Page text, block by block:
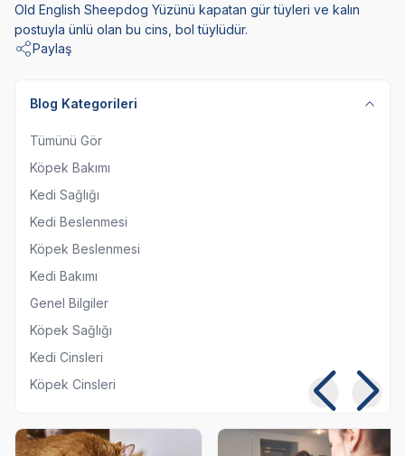
Old English Sheepdog Yüzünü kapatan gür tüyleri ve kalın
postuyla ünlü olan bu cins, bol tüylüdür.
Paylaş
Blog Kategorileri
Tümünü Gör
Köpek Bakımı
Kedi Sağlığı
Kedi Beslenmesi
Köpek Beslenmesi
Kedi Bakımı
Genel Bilgiler
Köpek Sağlığı
Kedi Cinsleri
Köpek Cinsleri